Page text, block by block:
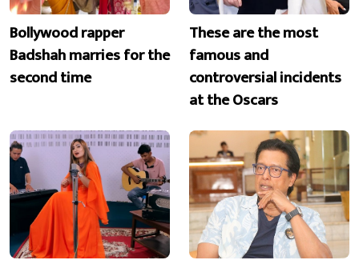
Bollywood rapper
Badshah marries for the
second time
These are the most
famous and
controversial incidents
at the Oscars